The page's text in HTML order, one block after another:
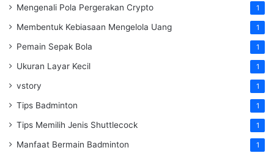
Mengenali Pola Pergerakan Crypto 1
Membentuk Kebiasaan Mengelola Uang 1
Pemain Sepak Bola 1
Ukuran Layar Kecil 1
vstory 1
Tips Badminton 1
Tips Memilih Jenis Shuttlecock 1
Manfaat Bermain Badminton 1